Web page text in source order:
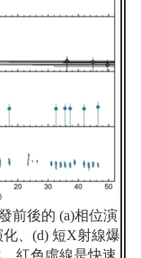
前後的 (a)相位演
、 (d) 短X射線爆
紅色虛線是快速